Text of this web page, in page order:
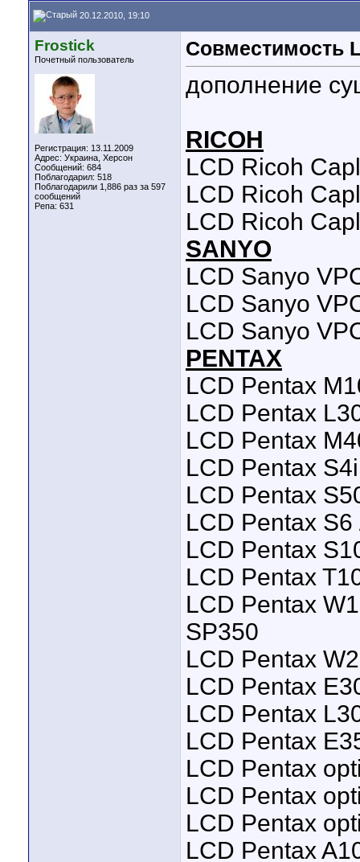
20.12.2010, 19:10
Frostick
Почетный пользователь
Регистрация: 13.11.2009
Адрес: Украина, Херсон
Сообщений: 684
Поблагодарил: 518
Поблагодарили 1,886 раз за 597
сообщений
Репа: 631
Совместимость
дополнение
RICOH
LCD Ricoh
LCD Ricoh
LCD Ricoh
SANYO
LCD Sanyo
LCD Sanyo
LCD Sanyo
PENTAX
LCD Pentax
LCD Pentax
LCD Pentax
LCD Pentax
LCD Pentax
LCD Pentax
LCD Pentax
LCD Pentax
LCD Pentax
SP350
LCD Pentax
LCD Pentax
LCD Pentax
LCD Pentax
LCD Pentax
LCD Pentax
LCD Pentax
LCD Pentax